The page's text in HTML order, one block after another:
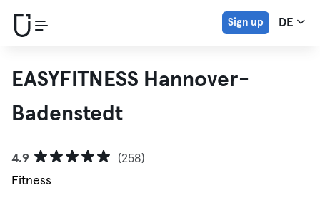
Sign up DE
EASYFITNESS Hannover-
Badenstedt
4.9
(258)
Fitness